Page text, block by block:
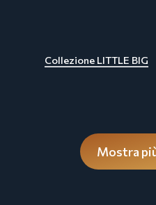
Collezione LITTLE BIG
Mostra